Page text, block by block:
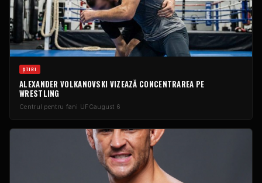
ŞTIRI
ALEXANDER VOLKANOVSKI VIZEAZĂ CONCENTRAREA PE
WRESTLING
Centrul pentru fani UFCaugust 6